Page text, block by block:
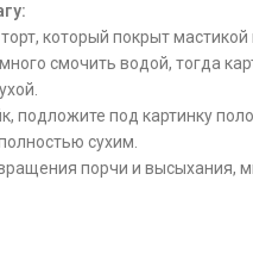
который покрыт
смочить водой, тогда
подложите под картинку
сухим.
порчи и высыхания,